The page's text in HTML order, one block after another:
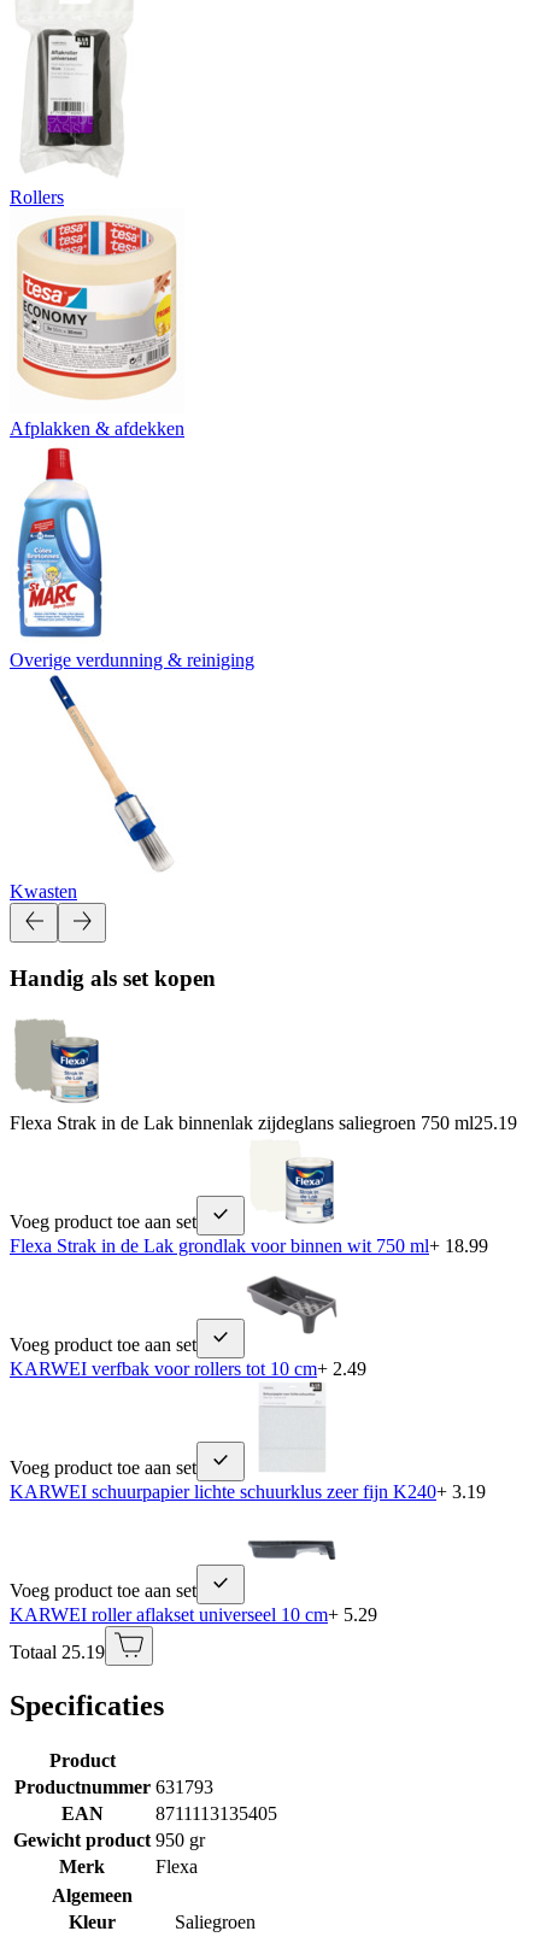
Rollers
Afplakken & afdekken
Overige verdunning & reiniging
Kwasten
Handig als set kopen
Flexa Strak in de Lak binnenlak zijdeglans saliegroen 750 ml25.19
Voeg product toe aan set
Flexa Strak in de Lak grondlak voor binnen wit 750 ml+ 18.99
Voeg product toe aan set
KARWEI verfbak voor rollers tot 10 cm+ 2.49
Voeg product toe aan set
KARWEI schuurpapier lichte schuurklus zeer fijn K240+ 3.19
Voeg product toe aan set
KARWEI roller aflakset universeel 10 cm+ 5.29
Totaal 25.19
Specificaties
Product
Productnummer 631793
EAN
8711113135405
Gewicht product 950 gr
Merk
Flexa
Algemeen
Kleur
Saliegroen